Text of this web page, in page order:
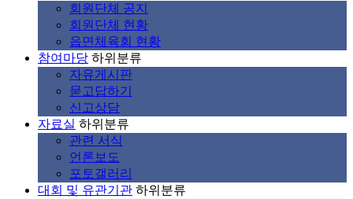
회원단체 공지
회원단체 현황
읍면체육회 현황
참여마당 하위분류
자유게시판
묻고답하기
신고상담
자료실 하위분류
관련 서식
언론보도
포토갤러리
대회 및 유관기관 하위분류